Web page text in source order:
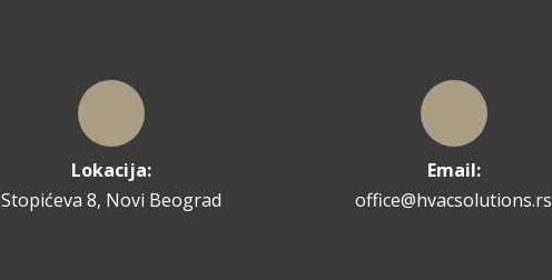
Lokacija:
Stopićeva 8, Novi Beograd
Email:
office@hvacsolutions.rs